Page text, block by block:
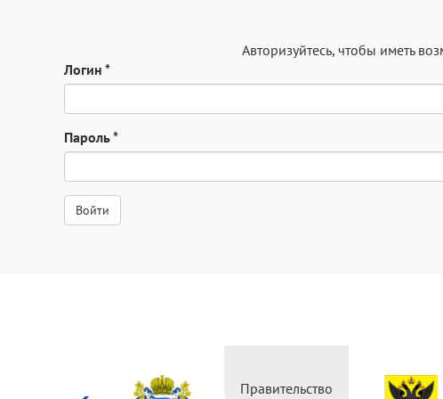
Авторизуйтесь, чтобы иметь
Логин *
Пароль*
Министерство
Правительство